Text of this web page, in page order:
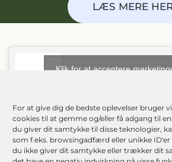
For at give dig de bedste oplevelser bruger
cookies til at gemme og/eller få adgang til
du giver dit samtykke til disse teknologier,
som f.eks. browsingadfærd eller unikke
du ikke giver dit samtykke eller trækker dit
LÆS MERE
Klik for at acceptere
E
fter succesen sidste år vender
endagsfestival Stella Polaris